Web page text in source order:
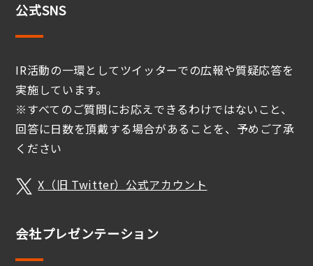
公式SNS
IR活動の一環としてツイッターでの広報や質疑応答を
実施しています。
※すべてのご質問にお応えできるわけではないこと、
回答に日数を頂戴する場合があることを、予めご了承
ください
X（旧 Twitter）公式アカウント
会社プレゼンテーション